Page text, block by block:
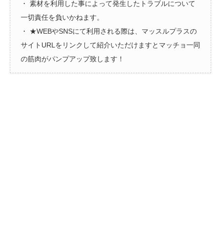
・ 素材を利用した事によって発生したトラブルについて
一切責任を負いかねます。
・ ★WEBやSNSにて利用される際は、マッスルプラスの
サイトURLをリンクして紹介いただけますとマッチョ一同
の筋肉がパンプアップ致します！